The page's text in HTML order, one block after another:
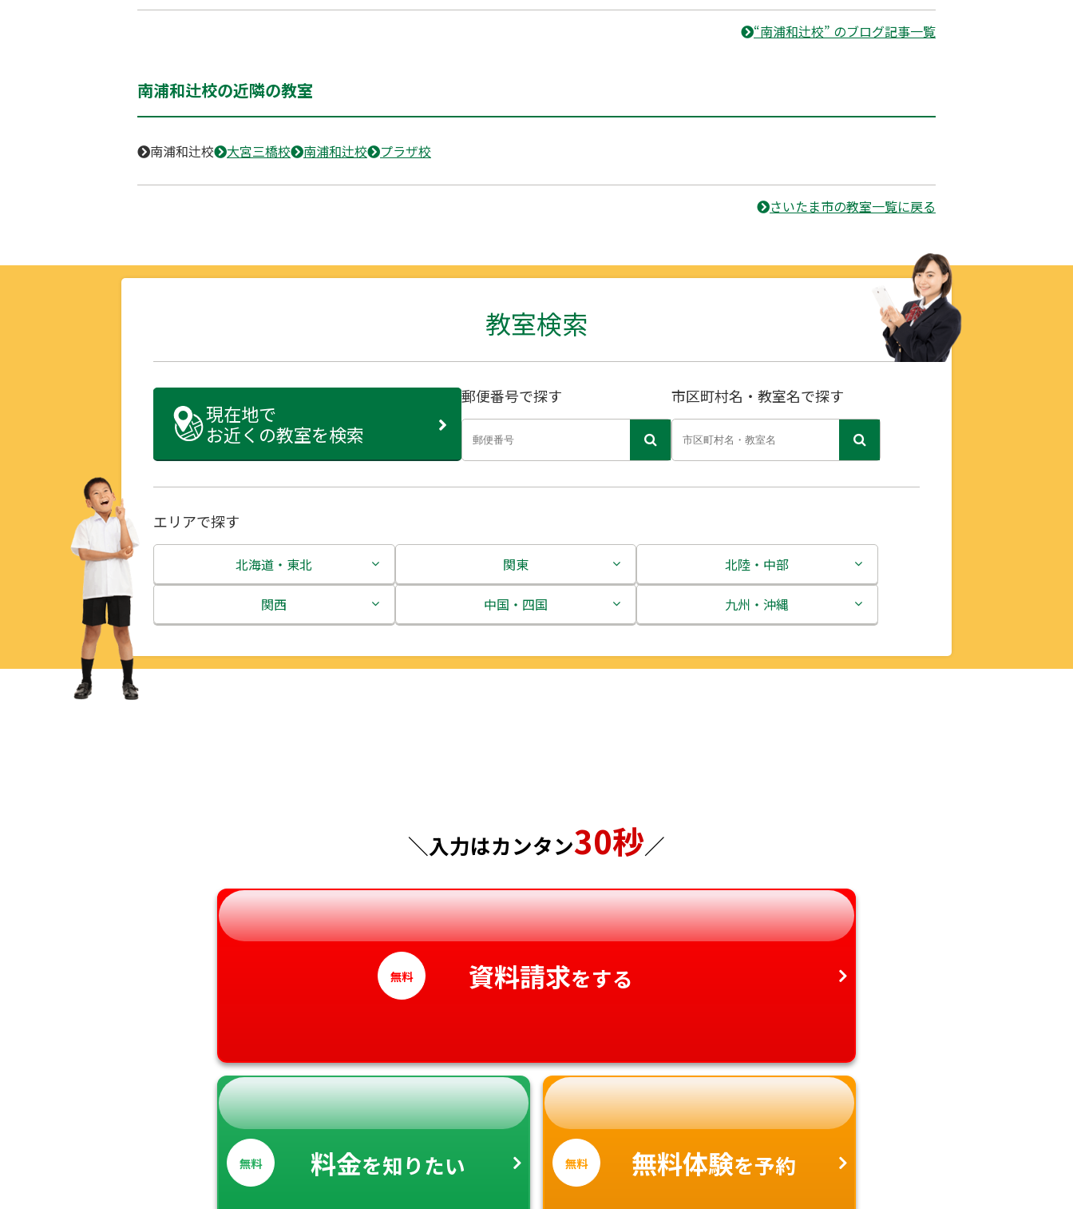
“南浦和辻校” のブログ記事一覧
南浦和辻校の近隣の教室
南浦和辻校 大宮三橋校 南浦和辻校 プラザ校
さいたま市の教室一覧に戻る
教室検索
現在地で
お近くの教室を検索
郵便番号で探す 市区町村名・教室名で探す
エリアで探す
北海道・東北
北海道
関東
茨城県
神奈川県
北陸・中部
新潟県
愛知県
関西
中国・四国
徳島県
愛媛県
九州・沖縄
沖縄県
＼入力はカンタン30秒／
無料 資料請求をする
無料 料金を知りたい 無料 無料体験を予約